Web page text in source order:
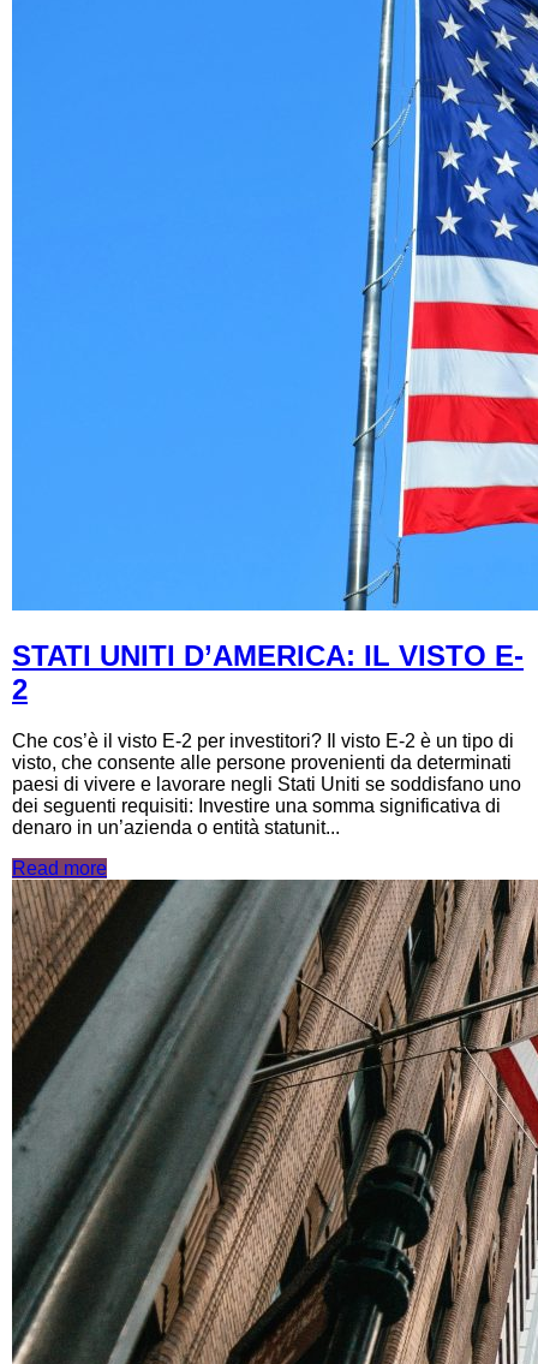
STATI UNITI D’AMERICA: IL VISTO E-
2
Che cos’è il visto E-2 per investitori? Il visto E-2 è un tipo di
visto, che consente alle persone provenienti da determinati
paesi di vivere e lavorare negli Stati Uniti se soddisfano uno
dei seguenti requisiti: Investire una somma significativa di
denaro in un’azienda o entità statunit...
Read more